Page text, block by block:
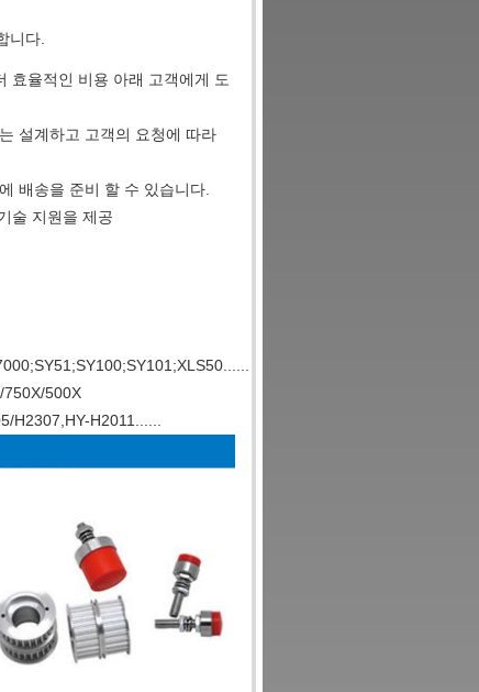
니다.
효율적인 비용 아래 고객에게 도
설계하고 고객의 요청에 따라
배송을 준비 할 수 있습니다.
술 지원을 제공
500X
H2307,HY-H2011......